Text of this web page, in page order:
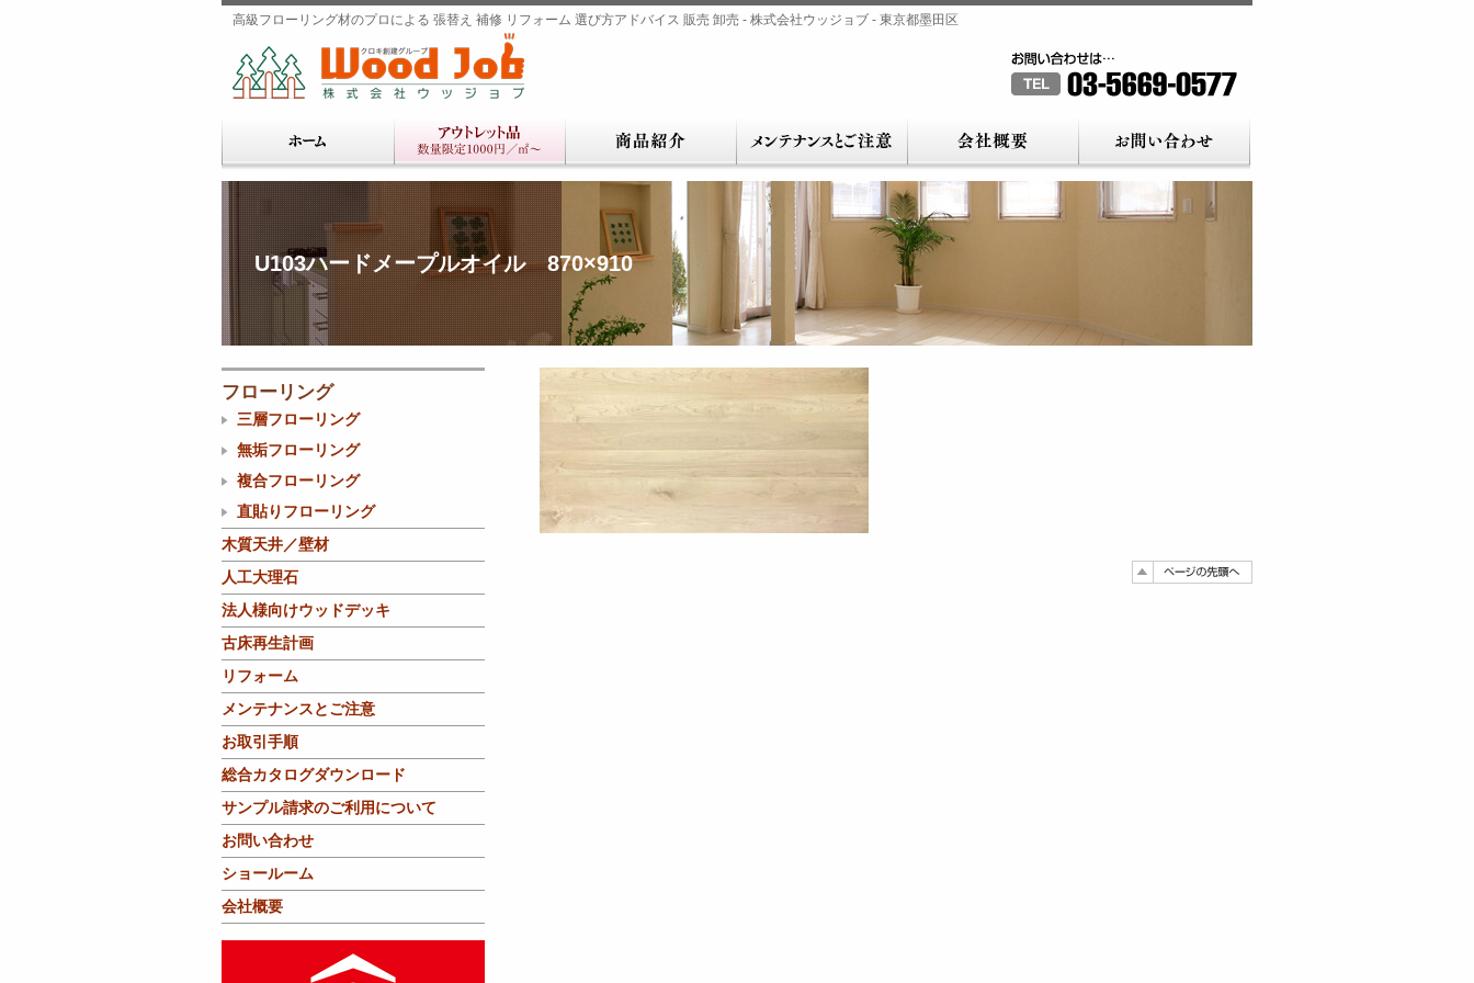
高級フローリング材のプロによる 張替え 補修 リフォーム 選び方アドバイス 販売 卸売 - 株式会社ウッジョブ - 東京都墨田区
U103ハードメープルオイル 870×910
フローリング
三層フローリング
無垢フローリング
複合フローリング
直貼りフローリング
木質天井／壁材
人工大理石
法人様向けウッドデッキ
古床再生計画
リフォーム
メンテナンスとご注意
お取引手順
総合カタログダウンロード
サンプル請求のご利用について
お問い合わせ
ショールーム
会社概要